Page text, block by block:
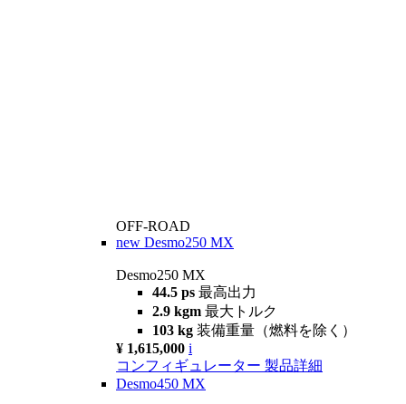
OFF-ROAD
new Desmo250 MX
Desmo250 MX
44.5 ps 最高出力
2.9 kgm 最大トルク
103 kg 装備重量（燃料を除く）
¥ 1,615,000 i
コンフィギュレーター 製品詳細
Desmo450 MX